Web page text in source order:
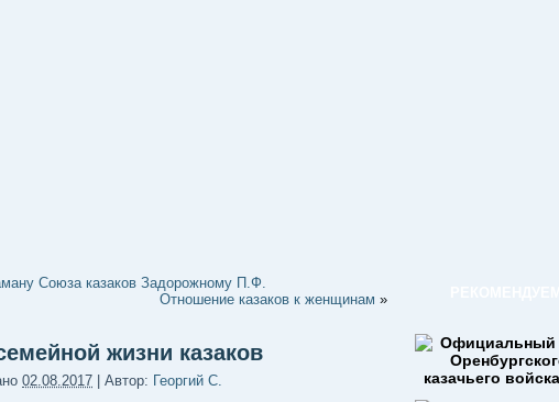
Союза казаков Задорожному П.Ф.
Отношение казаков к женщинам »
жизни казаков
02.08.2017 Автор: Георгий С.